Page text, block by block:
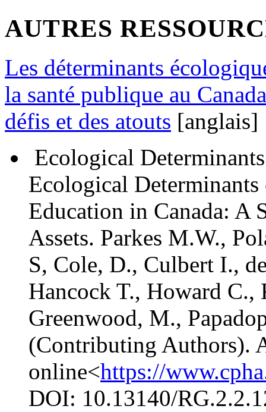
AUTRES
Les déterminants
la santé publique au
défis et des atouts [anglais]
Ecological
Ecological
Education in Canada: A
Assets. Parkes M.W.,
S, Cole, D., Culbert I.,
Hancock T., Howard
Greenwood, M.,
(Contributing Authors).
online<https://
DOI: 10.13140/